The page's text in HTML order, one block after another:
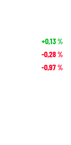
+0,13%
-0,28%
-0,97%